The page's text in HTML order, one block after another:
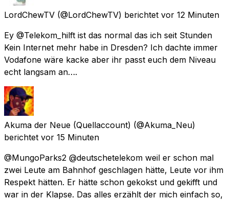
LordChewTV (@LordChewTV) berichtet vor 12 Minuten
Ey @Telekom_hilft ist das normal das ich seit Stunden
Kein Internet mehr habe in Dresden? Ich dachte immer
Vodafone wäre kacke aber ihr passt euch dem Niveau
echt langsam an….
Akuma der Neue (Quellaccount) (@Akuma_Neu)
berichtet vor 15 Minuten
@MungoParks2 @deutschetelekom weil er schon mal
zwei Leute am Bahnhof geschlagen hätte, Leute vor ihm
Respekt hätten. Er hätte schon gekokst und gekifft und
war in der Klapse. Das alles erzählt der mich einfach so,